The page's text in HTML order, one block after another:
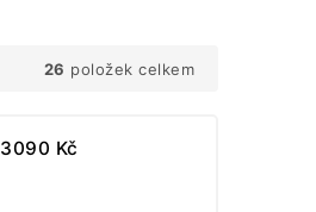
26 položek celkem
3090 Kč